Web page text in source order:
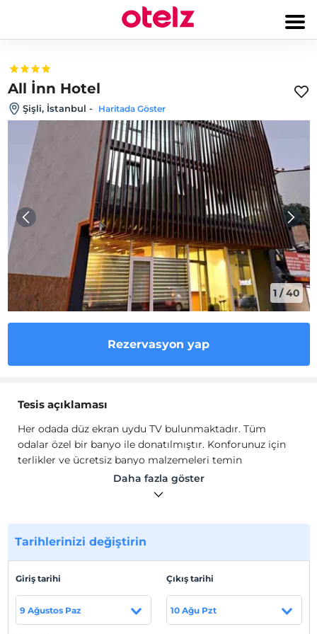
All İnn Hotel
Şişli, İstanbul - Haritada Göster
1 /40
Rezervasyon yap
Tesis açıklaması
Her odada düz ekran uydu TV bulunmaktadır. Tüm
odalar özel bir banyo ile donatılmıştır. Konforunuz için
terlikler ve ücretsiz banyo malzemeleri temin
edilmektedir. Her odada ücretsiz çay ve kahve
sunulmaktadır. Konuklar All Inn Spa'daki spa
açıktır. En yakın havalimanı, tesise 15 km uzaklıkta olan
Atatürk Havaalanı'dır
Her odada düz ekran uydu TV bulunmaktadır. Tüm
odalar özel bir banyo ile donatılmıştır. Konforunuz için
terlikler ve ücretsiz banyo malzemeleri temin
edilmektedir.
Daha fazla göster
Tarihlerinizi değiştirin
Giriş tarihi
9 Ağustos Paz
Çıkış tarihi
10 Ağu Pzt